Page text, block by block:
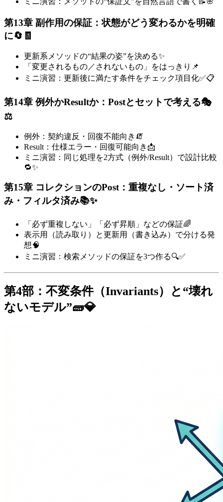
第13章 副作用の保証：状態がどう変わるかを明確
に🔄🧾
更新系メソッドの“結果の姿”を決める✨
「変更されるもの／されないもの」をはっきり📌
ミニ演習：更新後に満たす条件をチェック項目化✅📋
第14章 例外かResultか：Postとセットで考える🎭
⚖️
例外：契約違反・回復不能向き🧯
Result：仕様エラー・回復可能向き📩
ミニ演習：同じ処理を2方式（例外/Result）で設計比較
🔁✨
第15章 コレクションのPost：重複なし・ソート済
み・フィルタ済み📚✨
「必ず重複しない」「必ず昇順」などの保証🌈
表示用（読み取り）と更新用（書き込み）で分ける発
想🧠
ミニ演習：検索メソッドの保証を3つ作る🔍✅
第4部：不変条件（Invariants）と“壊れ
ないモデル”🧱💎